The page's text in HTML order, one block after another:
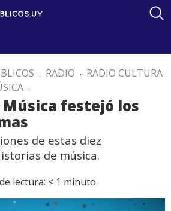
. RADIO . RADIO CULTURA
.
festejó los
de estas diez
de música.
lectura: < 1 minuto